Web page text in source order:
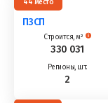
44
ПЗСП
330 031
2